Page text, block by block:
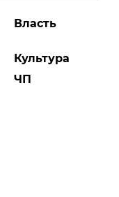
Власть
Культура
ЧП